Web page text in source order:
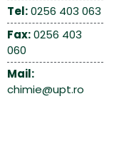
Tel:0256 403 063
Fax:0256 403
060
Mail:
chimie@upt.ro